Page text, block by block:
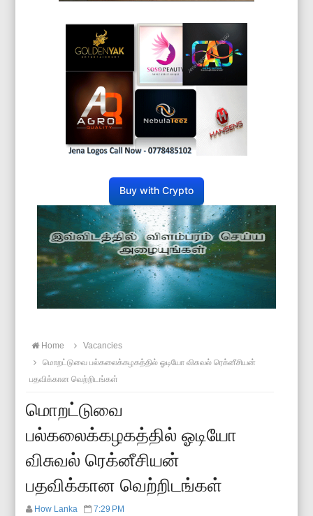
Buy with Crypto
Home
Vacancies
மொறட்டுவை பல்கலைக்கழகத்தில் ஓடியோ விசுவல் ரெக்னீசியன்
பதவிக்கான வெற்றிடங்கள்
மொறட்டுவை
பல்கலைக்கழகத்தில் ஓடியோ
விசுவல் ரெக்னீசியன்
பதவிக்கான வெற்றிடங்கள்
How Lanka 7:29 PM